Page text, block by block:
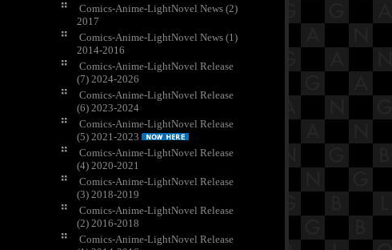
Comics-Anime-LightNovel News (2)
2017
Comics-Anime-LightNovel News (1)
2014-2016
Comics-Anime-LightNovel Release
(7) 2024-2026
Comics-Anime-LightNovel Release
(6) 2023-2024
Comics-Anime-LightNovel Release
(5) 2021-2023
Comics-Anime-LightNovel Release
(4) 2020-2021
Comics-Anime-LightNovel Release
(3) 2018-2019
Comics-Anime-LightNovel Release
(2) 2016-2018
Comics-Anime-LightNovel Release